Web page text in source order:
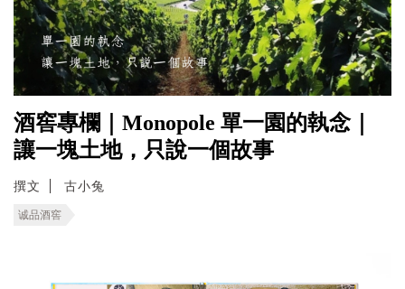
酒窖專欄｜Monopole 單一園的執念｜
讓一塊土地，只說一個故事
撰文 古小兔
诚品酒窖